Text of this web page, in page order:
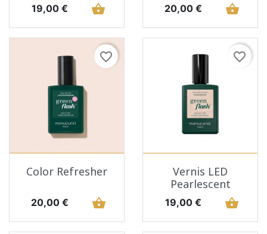
Prix
19,00 € shopping_basket Prix
20,00 € shopping_basket
favorite_border
Color Refresher
Prix
20,00 € shopping_basket
favorite_border
Vernis LED
Pearlescent
Prix
19,00 € shopping_basket